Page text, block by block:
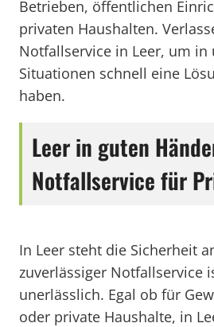
Betrieben, öffentlichen
privaten Haushalten.
Notfallservice in Leer, um in
Situationen schnell eine
haben.
Leer in guten
Notfallservice für
In Leer steht die Sicherheit
zuverlässiger Notfallservice
unerlässlich. Egal ob für
oder private Haushalte, in